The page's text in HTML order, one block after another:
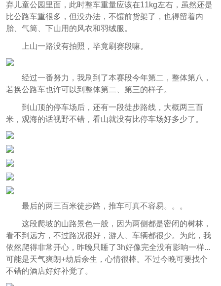
弃儿童公园里面，此时整车重量应该在11kg左右，虽然还是
比公路车重很多，但没办法，不镶前货架了，也得留着内
胎、气筒、下山用的风衣和羽绒服。
上山一路没有拍照，毕竟刷赛段嘛。
经过一番努力，我刷到了本赛段今年第二，整体第八，
若换公路车也许可以到整体第二、第三的样子。
到山顶的停车场后，还有一段徒步路线，大概两三百
米，观海的话视野不错，看山就没有比停车场好多少了。
最后的两三百米徒步路，推车可真不容易。。。
这段爬坡的山路景色一般，因为两侧都是密闭的树林，
看不到远方，不过路况很好，游人、车辆都很少。为此，我
依然爬得非常开心，昨晚只睡了3h好像完全没有影响一样...
可能是天气爽朗+劫后余生，心情很棒。不过今晚可要找个
不错的酒店好好补觉了。